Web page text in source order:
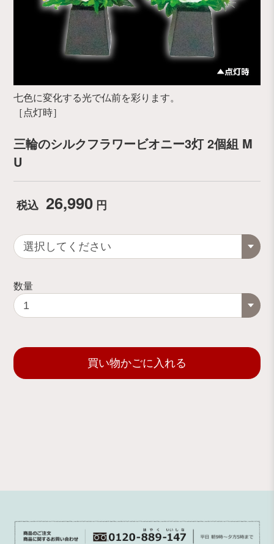
七色に変化する光で仏前を彩ります。
［点灯時］
三輪のシルクフラワービオニー3灯 2個組 M
U
税込 26,990 円
数量
買い物かごに入れる